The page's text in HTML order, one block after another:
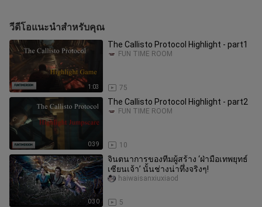
วีดีโอแนะนำสำหรับคุณ
1:03
The Callisto Protocol Highlight - part1
75
FUN TIME ROOM
0:39
The Callisto Protocol Highlight - part2
10
FUN TIME ROOM
0:30
จินตนาการของทีมผู้สร้าง ‘ฝ่ามือเทพยุทธ์
เซียนเจ้า’ นั้นช่างน่าทึ่งจริงๆ!
5
haiwaisanxiuxiaod